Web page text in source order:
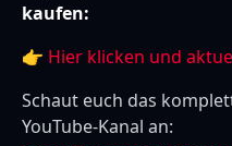
kaufen:
👉 Hier klicken und
Schaut euch das
YouTube-Kanal an: